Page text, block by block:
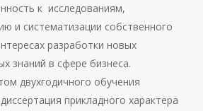
к исследованиям,
и систематизации собственного
разработки новых
знаний в сфере бизнеса.
двухгодичного обучения
прикладного характера